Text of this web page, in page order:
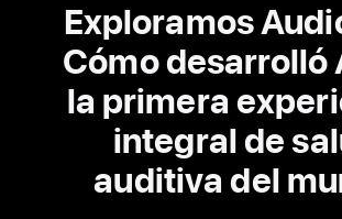
Exploramos
Cómo desarrolló
la primera
integral de
auditiva del